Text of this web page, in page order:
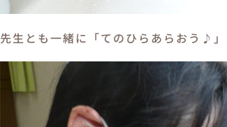
先生とも一緒に「てのひらあらおう♪